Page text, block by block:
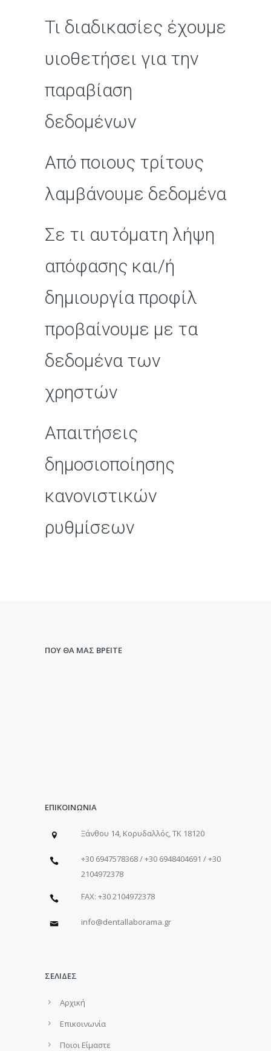
Τι διαδικασίες έχουμε
υιοθετήσει για την
παραβίαση
δεδομένων
Από ποιους τρίτους
λαμβάνουμε δεδομένα
Σε τι αυτόματη λήψη
απόφασης και/ή
δημιουργία προφίλ
προβαίνουμε με τα
δεδομένα των
χρηστών
Απαιτήσεις
δημοσιοποίησης
κανονιστικών
ρυθμίσεων
ΠΟΥ ΘΑ ΜΑΣ ΒΡΕΙΤΕ
ΕΠΙΚΟΙΝΩΝΙΑ
Ξάνθου 14, Κορυδαλλός, ΤΚ 18120
+30 6947578368 / +30 6948404691 / +30
2104972378
FAX: +30 2104972378
info@dentallaborama.gr
ΣΕΛΙΔΕΣ
Αρχική
Επικοινωνία
Ποιοι Είμαστε